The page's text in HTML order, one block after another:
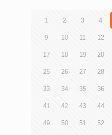
1 2 3 4
9 10 11 12
17 18 19 20
25 26 27 28
33 34 35 36
41 42 43 44
49 50 51 52